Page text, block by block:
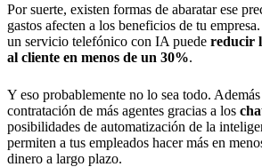
Por suerte, existen formas de abaratar ese
gastos afecten a los beneficios de tu
un servicio telefónico con IA puede reducir
al cliente en menos de un 30%.
Y eso probablemente no lo sea todo.
contratación de más agentes gracias a los
posibilidades de automatización de la
permiten a tus empleados hacer más en
dinero a largo plazo.